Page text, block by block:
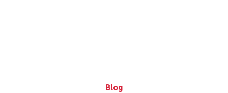
Blog
Blog